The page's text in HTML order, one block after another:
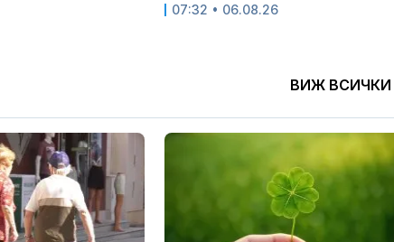
07:32 • 06.08.26
ВИЖ ВСИЧКИ